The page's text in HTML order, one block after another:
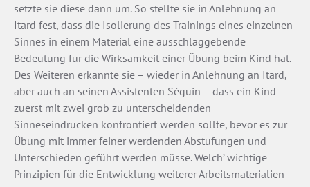
setzte sie diese dann um. So stellte sie in Anlehnung an
Itard fest, dass die Isolierung des Trainings eines einzelnen
Sinnes in einem Material eine ausschlaggebende
Bedeutung für die Wirksamkeit einer Übung beim Kind hat.
Des Weiteren erkannte sie – wieder in Anlehnung an Itard,
aber auch an seinen Assistenten Séguin – dass ein Kind
zuerst mit zwei grob zu unterscheidenden
Sinneseindrücken konfrontiert werden sollte, bevor es zur
Übung mit immer feiner werdenden Abstufungen und
Unterschieden geführt werden müsse. Welch’ wichtige
Prinzipien für die Entwicklung weiterer Arbeitsmaterialien